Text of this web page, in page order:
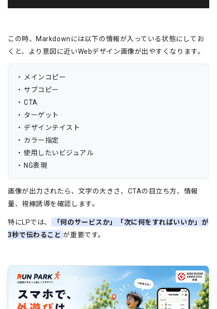
この時、Markdownには以下の情報が入っている状態にしてお
くと、より意図に近いWebデザイン画像が出やすくなります。
メインコピー
サブコピー
CTA
ターゲット
デザインテイスト
カラー指定
使用したいビジュアル
NG表現
画像が出力されたら、文字の大きさ、CTAの目立ち方、情報
量、視線誘導を確認します。
特にLPでは、
「何のサービスか」「次に何をすればいいか」が
3秒で伝わること が重要です。